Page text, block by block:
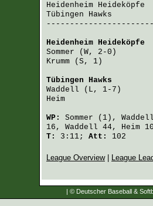
Heidenheim Heideköpfe
Tübingen Hawks
Heidenheim Heideköpfe
Sommer (W, 2-0)
Krumm (S, 1)
Tübingen Hawks
Waddell (L, 1-7)
Heim
WP: Sommer (1),
16, Waddell 44, Heim
T:
3:11; Att: 102
League Overview| League
| © Deutscher Baseball &